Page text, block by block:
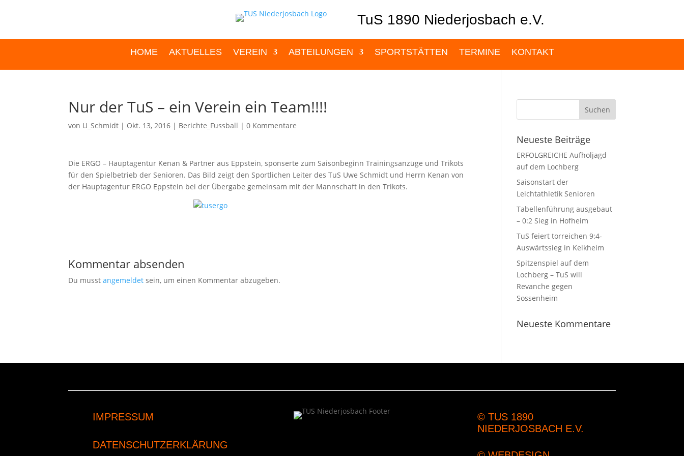
TuS 1890 Niederjosbach e.V.
HOME AKTUELLES VEREIN ABTEILUNGEN SPORTSTÄTTEN TERMINE KONTAKT
Nur der TuS – ein Verein ein Team!!!!
von U_Schmidt | Okt. 13, 2016 | Berichte_Fussball |0 Kommentare
Die ERGO – Hauptagentur Kenan & Partner aus Eppstein, sponserte zum Saisonbeginn Trainingsanzüge und Trikots
für den Spielbetrieb der Senioren. Das Bild zeigt den Sportlichen Leiter des TuS Uwe Schmidt und Herrn Kenan von
der Hauptagentur ERGO Eppstein bei der Übergabe gemeinsam mit der Mannschaft in den Trikots.
Kommentar absenden
Du musstangemeldet sein, um einen Kommentar abzugeben.
Neueste Beiträge
ERFOLGREICHE Aufholjagd
auf dem Lochberg
Saisonstart der
Leichtathletik Senioren
Tabellenführung ausgebaut
– 0:2 Sieg in Hofheim
TuS feiert torreichen 9:4-
Auswärtssieg in Kelkheim
Spitzenspiel auf dem
Lochberg – TuS will
Revanche gegen
Sossenheim
Neueste Kommentare
IMPRESSUM
DATENSCHUTZERKLÄRUNG
© TUS 1890
NIEDERJOSBACH E.V.